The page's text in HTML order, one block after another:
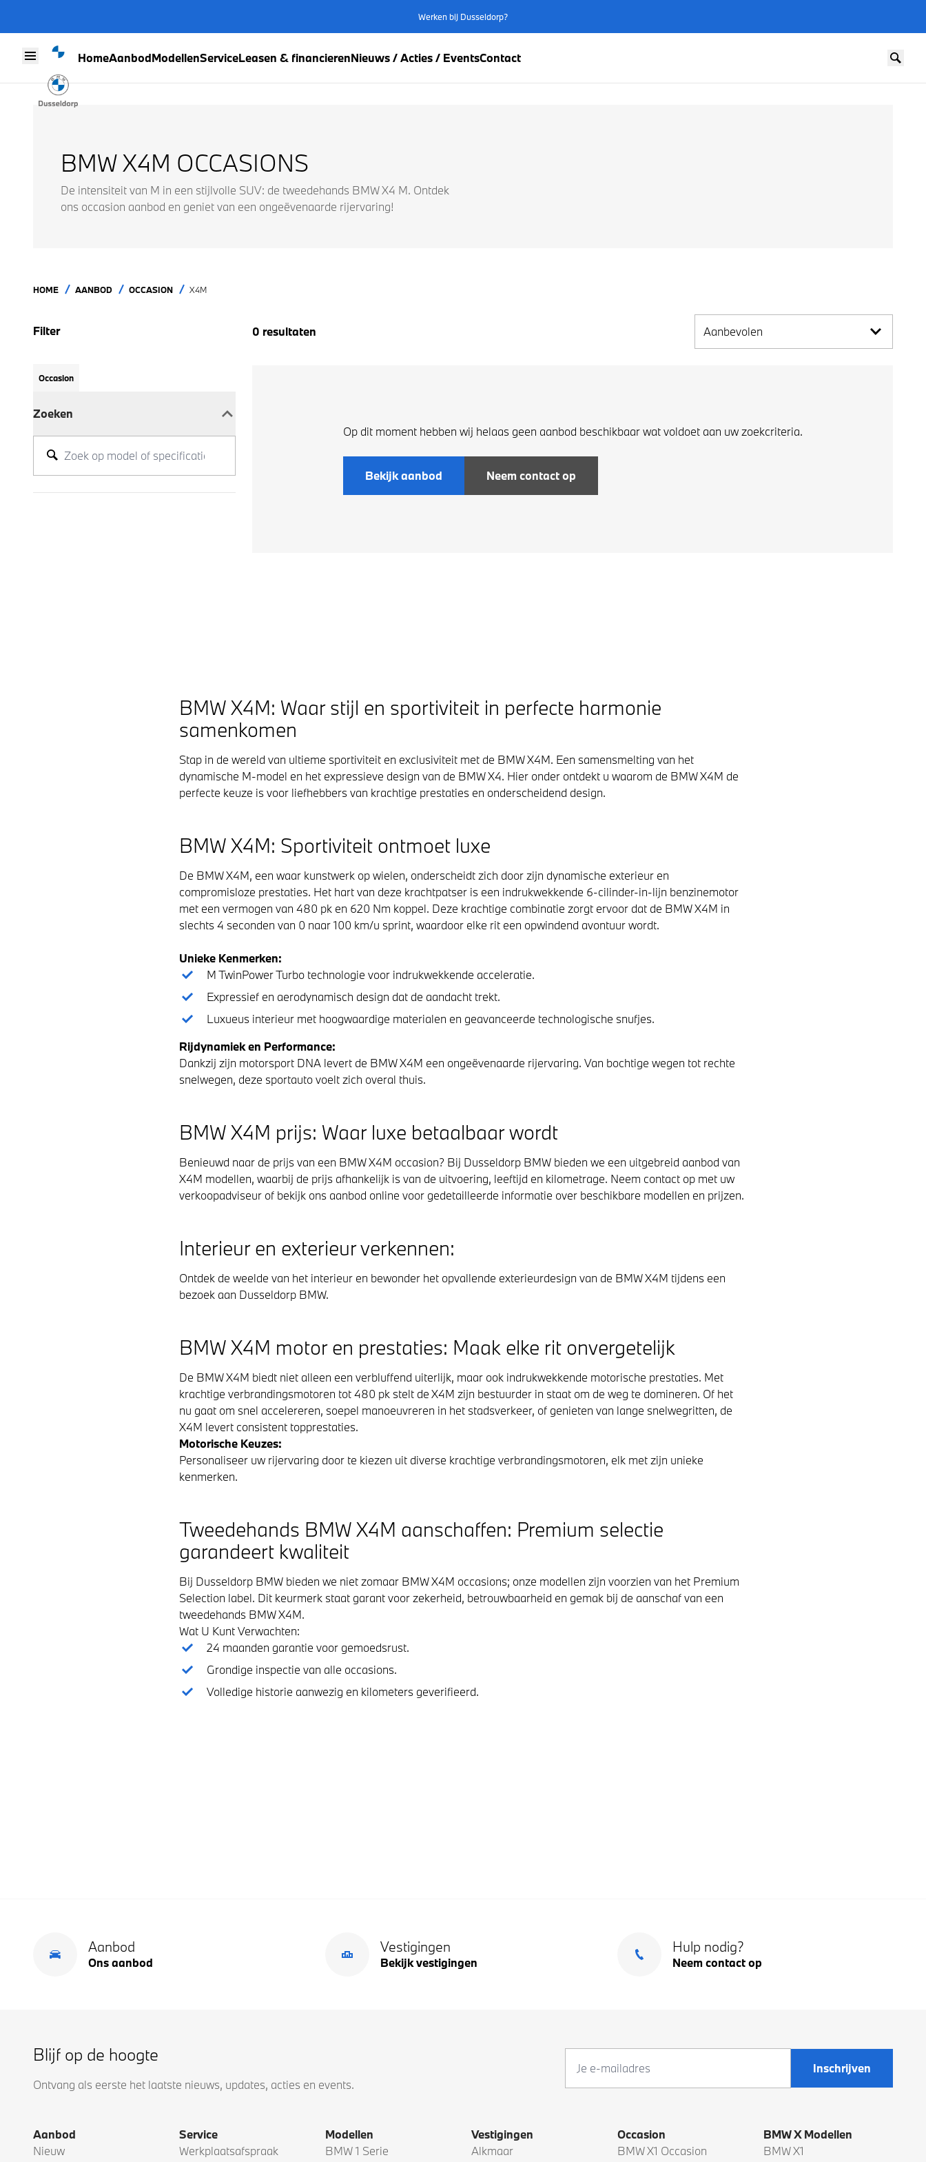
Werken bij Dusseldorp?
HomeAanbodModellenServiceLeasen & financierenNieuws / Acties / EventsContact
Skip to content
BMW X4M OCCASIONS
De intensiteit van M in een stijlvolle SUV: de tweedehands BMW X4 M. Ontdek
ons occasion aanbod en geniet van een ongeëvenaarde rijervaring!
HOME AANBOD OCCASION X4M
Filter
Occasion
Zoeken
0 resultaten Aanbevolen
Op dit moment hebben wij helaas geen aanbod beschikbaar wat voldoet aan uw zoekcriteria.
Bekijk aanbod Neem contact op
BMW X4M: Waar stijl en sportiviteit in perfecte harmonie
samenkomen
Stap in de wereld van ultieme sportiviteit en exclusiviteit met de BMW X4M. Een samensmelting van het
dynamische M-model en het expressieve design van de BMW X4. Hier onder ontdekt u waarom de BMW X4M de
perfecte keuze is voor liefhebbers van krachtige prestaties en onderscheidend design.
BMW X4M: Sportiviteit ontmoet luxe
De BMW X4M, een waar kunstwerk op wielen, onderscheidt zich door zijn dynamische exterieur en
compromisloze prestaties. Het hart van deze krachtpatser is een indrukwekkende 6-cilinder-in-lijn benzinemotor
met een vermogen van 480 pk en 620 Nm koppel. Deze krachtige combinatie zorgt ervoor dat de BMW X4M in
slechts 4 seconden van 0 naar 100 km/u sprint, waardoor elke rit een opwindend avontuur wordt.
Unieke Kenmerken:
M TwinPower Turbo technologie voor indrukwekkende acceleratie.
Expressief en aerodynamisch design dat de aandacht trekt.
Luxueus interieur met hoogwaardige materialen en geavanceerde technologische snufjes.
Rijdynamiek en Performance:
Dankzij zijn motorsport DNA levert de BMW X4M een ongeëvenaarde rijervaring. Van bochtige wegen tot rechte
snelwegen, deze sportauto voelt zich overal thuis.
BMW X4M prijs: Waar luxe betaalbaar wordt
Benieuwd naar de prijs van een BMW X4M occasion? Bij Dusseldorp BMW bieden we een uitgebreid aanbod van
X4M modellen, waarbij de prijs afhankelijk is van de uitvoering, leeftijd en kilometrage. Neem contact op met uw
verkoopadviseur of bekijk ons aanbod online voor gedetailleerde informatie over beschikbare modellen en prijzen.
Interieur en exterieur verkennen:
Ontdek de weelde van het interieur en bewonder het opvallende exterieurdesign van de BMW X4M tijdens een
bezoek aan Dusseldorp BMW.
BMW X4M motor en prestaties: Maak elke rit onvergetelijk
De BMW X4M biedt niet alleen een verbluffend uiterlijk, maar ook indrukwekkende motorische prestaties. Met
krachtige verbrandingsmotoren tot 480 pk stelt de X4M zijn bestuurder in staat om de weg te domineren. Of het
nu gaat om snel accelereren, soepel manoeuvreren in het stadsverkeer, of genieten van lange snelwegritten, de
X4M levert consistent topprestaties.
Motorische Keuzes:
Personaliseer uw rijervaring door te kiezen uit diverse krachtige verbrandingsmotoren, elk met zijn unieke
kenmerken.
Tweedehands BMW X4M aanschaffen: Premium selectie
garandeert kwaliteit
Bij Dusseldorp BMW bieden we niet zomaar BMW X4M occasions; onze modellen zijn voorzien van het Premium
Selection label. Dit keurmerk staat garant voor zekerheid, betrouwbaarheid en gemak bij de aanschaf van een
tweedehands BMW X4M.
Wat U Kunt Verwachten:
24 maanden garantie voor gemoedsrust.
Grondige inspectie van alle occasions.
Volledige historie aanwezig en kilometers geverifieerd.
Aanbod
Ons aanbod
Vestigingen
Bekijk vestigingen
Hulp nodig?
Neem contact op
Blijf op de hoogte
Ontvang als eerste het laatste nieuws, updates, acties en events.
Inschrijven
Aanbod
Nieuw
Service
Werkplaatsafspraak
Modellen
BMW 1 Serie
Vestigingen
Alkmaar
Occasion
BMW X1 Occasion
BMW X Modellen
BMW X1